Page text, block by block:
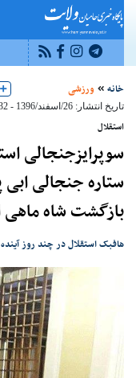
خانه ورزشی
تاریخ انتشار: 26/اسفند/1396 - 15:32
استقلال
سوپرایزجنجالی
ستاره جنجالی
بازگشت شاه ماهی
هافبک استقلال در چند روز